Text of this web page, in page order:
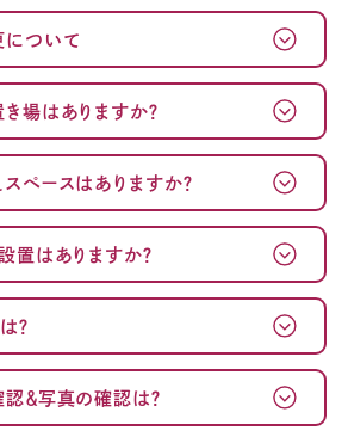
ついて
場はありますか？
ペースはありますか？
置はありますか？
？
＆写真の確認は？